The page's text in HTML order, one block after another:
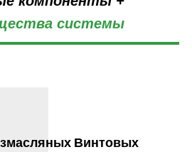
системы
Винтовых